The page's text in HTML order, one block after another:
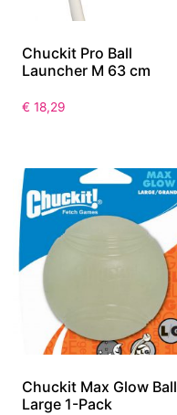
Chuckit Pro Ball
Launcher M 63 cm
€ 18,29
Chuckit Max Glow Ball
Large 1-Pack